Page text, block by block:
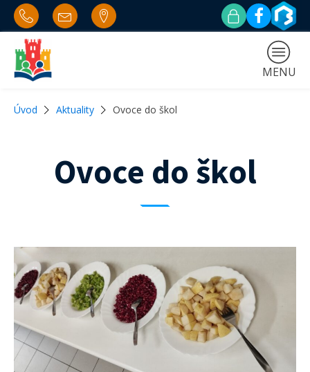
MENU
Úvod Aktuality Ovoce do škol
Ovoce do škol